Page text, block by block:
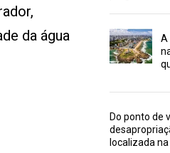
da água
A
Do ponto de
localizada